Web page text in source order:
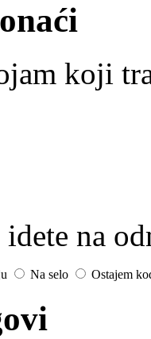
koji
na
Na selo Ostajem